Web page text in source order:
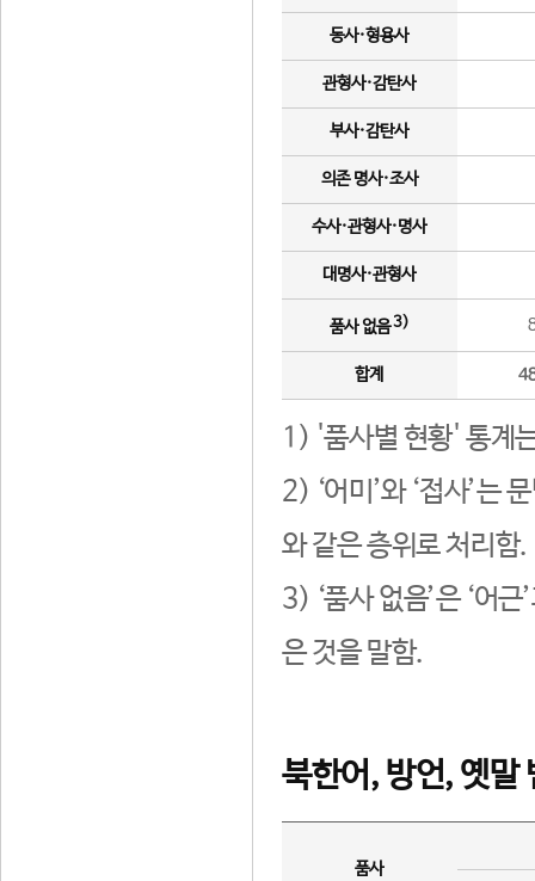
동사·형용사
관형사·감탄사
부사·감탄사
의존 명사·조사
수사·관형사·명사
대명사·관형사
품사 없음3)
합계
1) '품사별 현황' 통계
2) ‘어미’와 ‘접사’는
와 같은 층위로 처리함.
3) ‘품사 없음’은 ‘어
은 것을 말함.
북한어, 방언, 옛말
품사